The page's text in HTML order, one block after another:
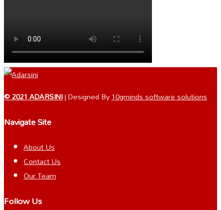
© 2021 ADARSINI| Designed By10gminds software solutions
Navigate Site
About Us
Contact Us
Our Team
Follow Us